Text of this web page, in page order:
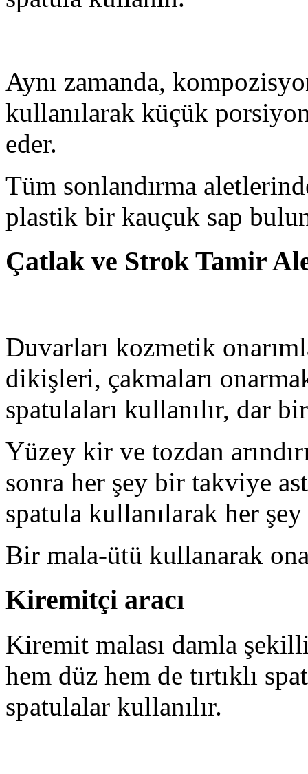
Aynı zamanda,
kullanılarak küçük
eder.
Tüm sonlandırma
plastik bir kauçuk sap
Çatlak ve Strok Tamir
Duvarları kozmetik
dikişleri, çakmaları
spatulaları kullanılır, dar
Yüzey kir ve tozdan
sonra her şey bir takviye
spatula kullanılarak her
Bir mala-ütü kullanarak
Kiremitçi aracı
Kiremit malası damla
hem düz hem de tırtıklı
spatulalar kullanılır.